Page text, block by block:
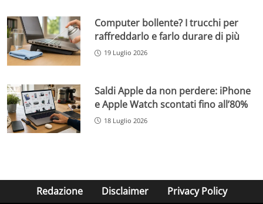
Computer bollente? I trucchi per
raffreddarlo e farlo durare di più
19 Luglio 2026
Saldi Apple da non perdere: iPhone
e Apple Watch scontati fino all’80%
18 Luglio 2026
Redazione Disclaimer Privacy Policy